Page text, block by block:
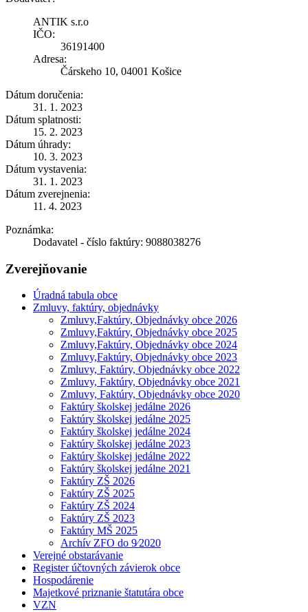
ANTIK s.r.o
IČO:
36191400
Adresa:
Čárskeho 10, 04001 Košice
Dátum doručenia:
31. 1. 2023
Dátum splatnosti:
15. 2. 2023
Dátum úhrady:
10. 3. 2023
Dátum vystavenia:
31. 1. 2023
Dátum zverejnenia:
11. 4. 2023
Poznámka:
Dodavatel - číslo faktúry: 9088038276
Zverejňovanie
Úradná tabula obce
Zmluvy, faktúry, objednávky
Zmluvy,Faktúry, Objednávky obce 2026
Zmluvy,Faktúry, Objednávky obce 2025
Zmluvy,Faktúry, Objednávky obce 2024
Zmluvy,Faktúry, Objednávky obce 2023
Zmluvy, Faktúry, Objednávky obce 2022
Zmluvy, Faktúry, Objednávky obce 2021
Zmluvy, Faktúry, Objednávky obce 2020
Faktúry školskej jedálne 2026
Faktúry školskej jedálne 2025
Faktúry školskej jedálne 2024
Faktúry školskej jedálne 2023
Faktúry školskej jedálne 2022
Faktúry školskej jedálne 2021
Faktúry ZŠ 2026
Faktúry ZŠ 2025
Faktúry ZŠ 2024
Faktúry ZŠ 2023
Faktúry MŠ 2025
Archív ZFO do 9⁄2020
Verejné obstarávanie
Register účtovných závierok obce
Hospodárenie
Majetkové priznanie štatutára obce
VZN